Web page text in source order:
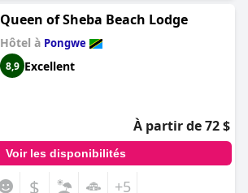
Queen of Sheba Beach Lodge
Hôtel à Pongwe
8,9 Excellent
À partir de 72 $
Voir les disponibilités
$ +5